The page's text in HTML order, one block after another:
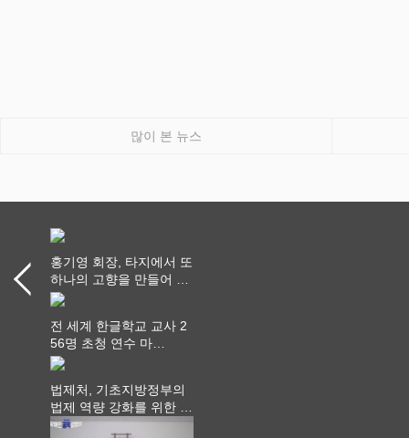
많이 본 뉴스
홍기영 회장, 타지에서 또
하나의 고향을 만들어 가
다
전 세계 한글학교 교사 2
56명 초청 연수 마
쳐...“수업은 더 깊게, 교
법제처, 기초지방정부의
법제 역량 강화를 위한 전
라권 현장설명회 개최